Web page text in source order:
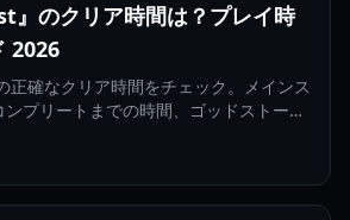
』のクリア時間は？プレイ時
2026
正確なクリア時間をチェック。メインス
ンプリートまでの時間、ゴッドストーン